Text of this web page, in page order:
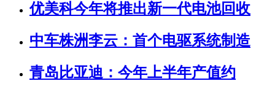
优美科今年将推出新一代电池回收
中车株洲李云：首个电驱系统制造
青岛比亚迪：今年上半年产值约